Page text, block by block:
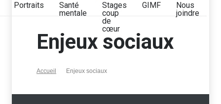
Portraits
Santé
mentale
Stages
coup
de
cœur
GIMF
Nous
joindre
Enjeux sociaux
Accueil Enjeux sociaux